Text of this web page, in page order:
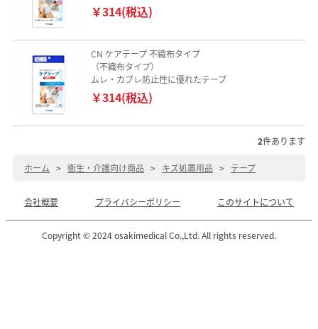
￥314(税込)
CN ケアテープ 不織布タイプ
（不織布タイプ）
ムレ・カブレ防止性に優れたテープ
￥314(税込)
2件あります
ホーム > 衛生・介護向け商品 > キズ処置用品 > テープ
会社概要 プライバシーポリシー このサイトについて
Copyright © 2024 osakimedical Co.,Ltd. All rights reserved.